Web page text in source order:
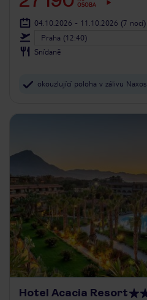
OSOBA
04.10.2026 - 11.10.2026 (7 nocí)
Praha (12:40)
Snídaně
okouzlující poloha v zálivu Naxos
Hotel Acacia Resort